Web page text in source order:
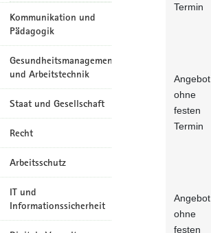
Kommunikation und
Pädagogik
Gesundheitsmanagement
und Arbeitstechnik
Staat und Gesellschaft
Recht
Arbeitsschutz
IT und
Informationssicherheit
Termin
Angebot
ohne
festen
Termin
Angebot
ohne
festen